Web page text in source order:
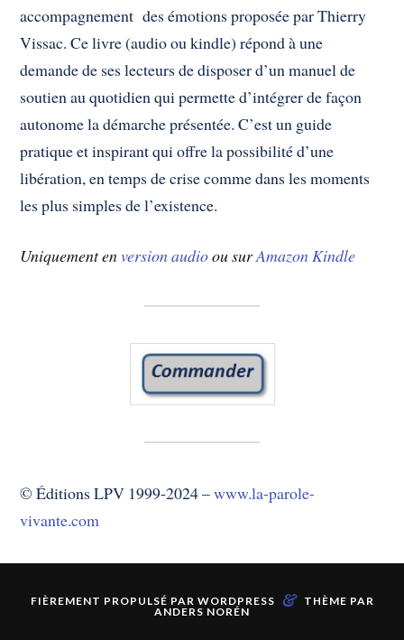
accompagnement des émotions proposée par Thierry
Vissac. Ce livre (audio ou kindle) répond à une
demande de ses lecteurs de disposer d’un manuel de
soutien au quotidien qui permette d’intégrer de façon
autonome la démarche présentée. C’est un guide
pratique et inspirant qui offre la possibilité d’une
libération, en temps de crise comme dans les moments
les plus simples de l’existence.
Uniquement enversion audioou surAmazon Kindle
© Éditions LPV 1999-2024 –www.la-parole-
vivante.com
FIÈREMENT PROPULSÉ PAR WORDPRESS &
THÈME PAR
ANDERS NORÉN